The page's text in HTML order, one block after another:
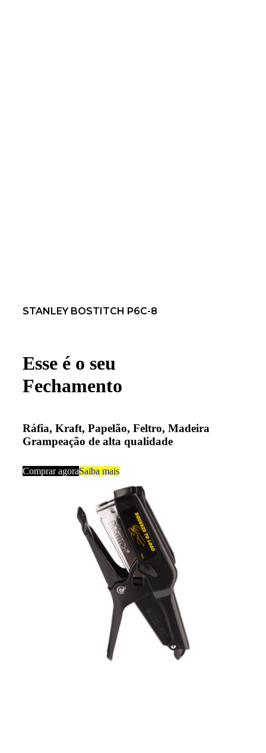
STANLEY BOSTITCH P6C-8
Esse é o seu
Fechamento
Ráfia, Kraft, Papelão, Feltro, Madeira
Grampeação de alta qualidade
Comprar agoraSaiba mais